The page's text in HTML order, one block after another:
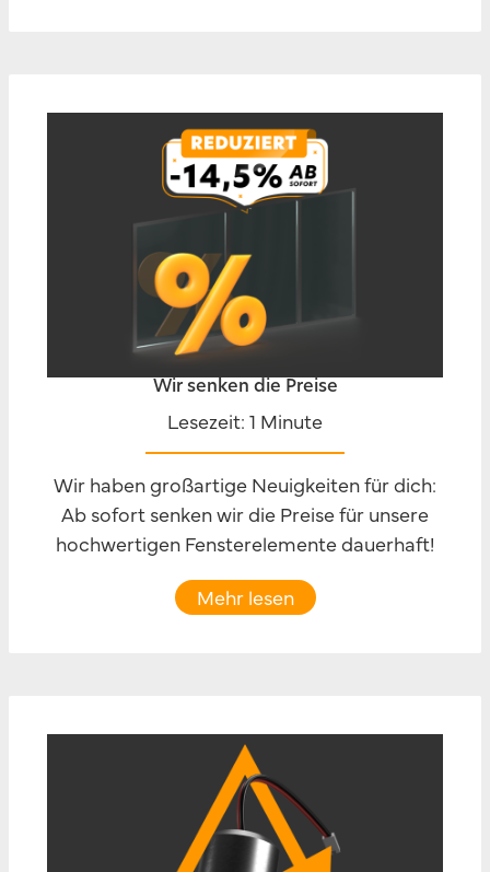
Wir senken die Preise
Lesezeit: 1 Minute
Wir haben großartige Neuigkeiten für dich:
Ab sofort senken wir die Preise für unsere
hochwertigen Fensterelemente dauerhaft!
Mehr lesen